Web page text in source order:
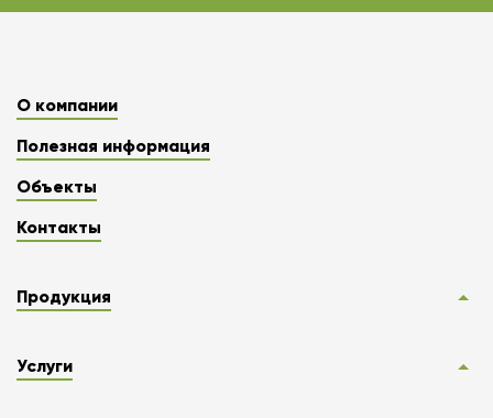
О компании
Полезная информация
Объекты
Контакты
Продукция
Услуги